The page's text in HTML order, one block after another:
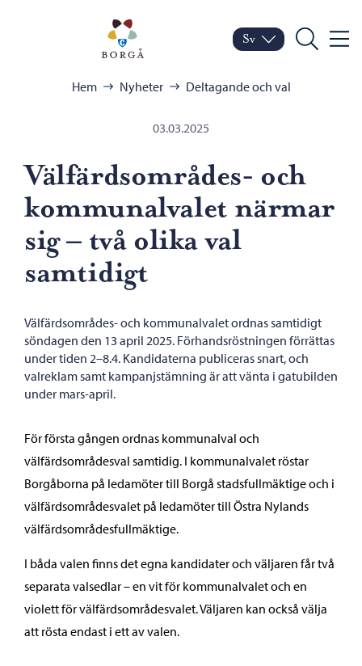
Porvoo – Gå till
Byt språk
Nuvarande språk:
Sv
Sök Meny
Hem Nyheter Deltagande och val
03.03.2025
Välfärdsområdes- och
kommunalvalet närmar
sig – två olika val
samtidigt
Välfärdsområdes- och kommunalvalet ordnas samtidigt
söndagen den 13 april 2025. Förhandsröstningen förrättas
under tiden 2–8.4. Kandidaterna publiceras snart, och
valreklam samt kampanjstämning är att vänta i gatubilden
under mars-april.
För första gången ordnas kommunalval och
välfärdsområdesval samtidig. I kommunalvalet röstar
Borgåborna på ledamöter till Borgå stadsfullmäktige och i
välfärdsområdesvalet på ledamöter till Östra Nylands
välfärdsområdesfullmäktige.
I båda valen finns det egna kandidater och väljaren får två
separata valsedlar – en vit för kommunalvalet och en
violett för välfärdsområdesvalet. Väljaren kan också välja
att rösta endast i ett av valen.